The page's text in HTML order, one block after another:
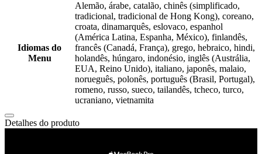
Idiomas do
Menu
Alemão, árabe, catalão, chinês (simplificado,
tradicional, tradicional de Hong Kong), coreano,
croata, dinamarquês, eslovaco, espanhol
(América Latina, Espanha, México), finlandês,
francês (Canadá, França), grego, hebraico, hindi,
holandês, húngaro, indonésio, inglês (Austrália,
EUA, Reino Unido), italiano, japonês, malaio,
norueguês, polonês, português (Brasil, Portugal),
romeno, russo, sueco, tailandês, tcheco, turco,
ucraniano, vietnamita
Detalhes do produto